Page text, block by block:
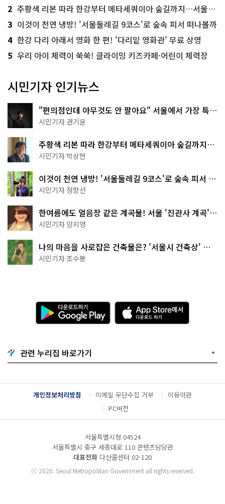
2 주황색 리본 따라 한강부터 메타세쿼이아 숲길까지…서울둘레길 15코스
3 이것이 천연 냉방! '서울둘레길 9코스'로 숲속 피서 떠나볼까
4 한강 다리 아래서 영화 한 편! '다리밑 영화관' 무료 상영
5 우리 아이 체력이 쑥쑥! 클라이밍 키즈카페·어린이 체력장
시민기자 인기뉴스
"편의점인데 아무것도 안 팔아요" 서울에서 가장 특별
한 편의점의 정체
시민기자 권기윤
주황색 리본 따라 한강부터 메타세쿼이아 숲길까지…
서울둘레길 15코스
시민기자 박상현
이것이 천연 냉방! '서울둘레길 9코스'로 숲속 피서 떠
나볼까
시민기자 정향선
한여름에도 얼음장 같은 계곡물! 서울 '진관사 계곡'이
천국이네~
시민기자 양지영
나의 마음을 사로잡은 건축물은? '서울시 건축상' 수
상작 공개!
시민기자 조수봉
다
운
로
기
G
o
g
l
e
l
A
p
p
e
서
다
운
드
관련 누리집 바로가기
개인정보처리방침 이메일 무단수집 거부
이용약관
PC버전
서울특별시청 04524
서울특별시 중구 세종대로 110 콘텐츠담당관
대표전화 다산콜센터 02-120
ⓒ2020. Seoul Metropolitan Government all rights reserved.